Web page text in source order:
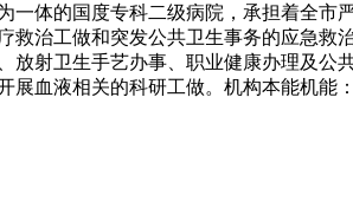
体的国度专科二级病院，承担着全市
治工做和突发公共卫生事务的应急救
射卫生手艺办事、职业健康办理及公
血液相关的科研工做。机构本能机能